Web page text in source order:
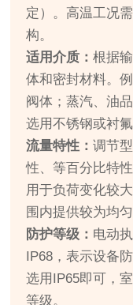
定）。高温工况
构。
适用介质：根据
体和密封材料。
阀体；蒸汽、油
选用不锈钢或衬氟
流量特性：调节
性、等百分比特
用于负荷变化较
围内提供较为均
防护等级： 电动
IP68，表示设备
选用IP65即可，
等级。